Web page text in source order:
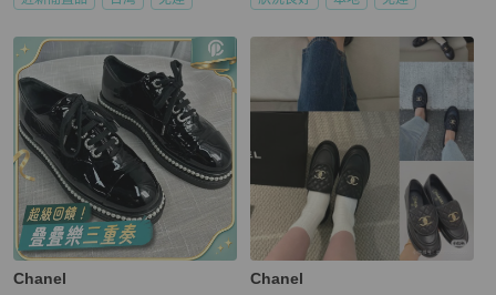
Chanel Chanel